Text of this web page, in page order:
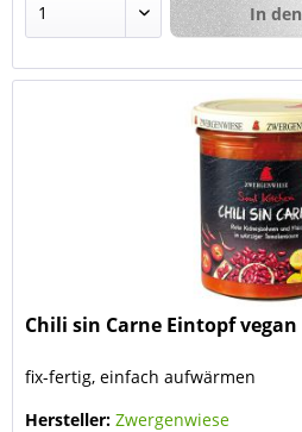
In den
Chili sin Carne Eintopf vegan
fix-fertig, einfach aufwärmen
Hersteller: Zwergenwiese